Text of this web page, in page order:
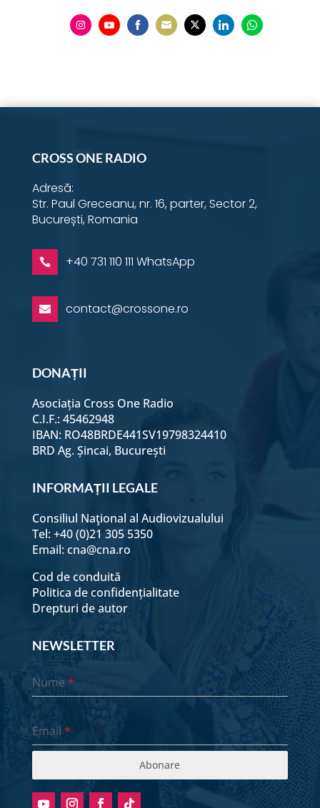
CROSS ONE RADIO
Adresă:
Str. Paul Greceanu, nr. 16, parter, Sector 2,
București, Romania
 +40 731 110 111 WhatsApp
 contact@crossone.ro
DONAȚII
Asociația Cross One Radio
C.I.F.: 45462948
IBAN: RO48BRDE441SV19798324410
BRD Ag. Șincai, București
INFORMAȚII LEGALE
Consiliul Naţional al Audiovizualului
Tel: +40 (0)21 305 5350
Email: cna@cna.ro
Cod de conduită
Politica de confidențialitate
Drepturi de autor
NEWSLETTER
Nume*
Email *
Abonare